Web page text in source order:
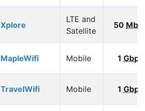
Xplore
LTE and
Satellite
50
MapleWifi Mobile 1 Gbps
TravelWifi Mobile 1 Gbps